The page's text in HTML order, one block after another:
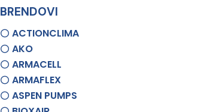
BRENDOVI
ACTIONCLIMA
AKO
ARMACELL
ARMAFLEX
ASPEN PUMPS